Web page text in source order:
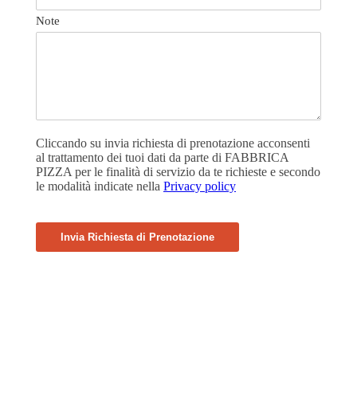
Note
Cliccando su invia richiesta di prenotazione acconsenti
al trattamento dei tuoi dati da parte di FABBRICA
PIZZA per le finalità di servizio da te richieste e secondo
le modalità indicate nella Privacy policy
Invia Richiesta di Prenotazione